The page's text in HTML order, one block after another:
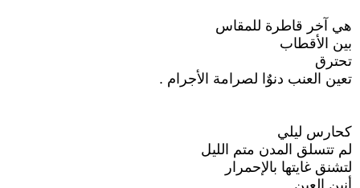
هي آخر قاطرة للمقاس
بين الأقطاب
تحترق
تعين العنب دنوٌا لصرامة الأجرام .
كحارس ليلي
لم تتسلق المدن متم الليل
لتشنق غايتها بالإحمرار